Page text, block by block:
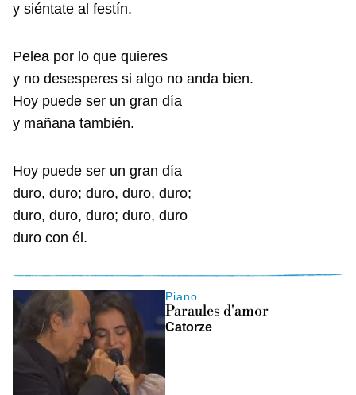
y siéntate al festín.
Pelea por lo que quieres
y no desesperes si algo no anda bien.
Hoy puede ser un gran día
y mañana también.
Hoy puede ser un gran día
duro, duro; duro, duro, duro;
duro, duro, duro; duro, duro
duro con él.
Piano
Paraules d'amor
Catorze